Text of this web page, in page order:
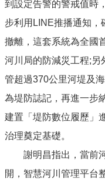
到設定告警的警戒值時
步利用LINE推播通知，
撤離，這套系統為全國
河川局的防減災工程;另
管超過370公里河堤及
為堤防誌記，再進一步
建置「堤防數位履歷」
治理奠定基礎。
謝明昌指出，當前河
開，智慧河川管理平台